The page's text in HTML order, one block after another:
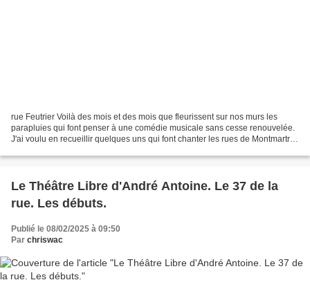
rue Feutrier Voilà des mois et des mois que fleurissent sur nos murs les
parapluies qui font penser à une comédie musicale sans cesse renouvelée.
J'ai voulu en recueillir quelques uns qui font chanter les rues de Montmartre
Le Théâtre Libre d'André Antoine. Le 37 de la
rue. Les débuts.
Publié le 08/02/2025 à 09:50
Par chriswac